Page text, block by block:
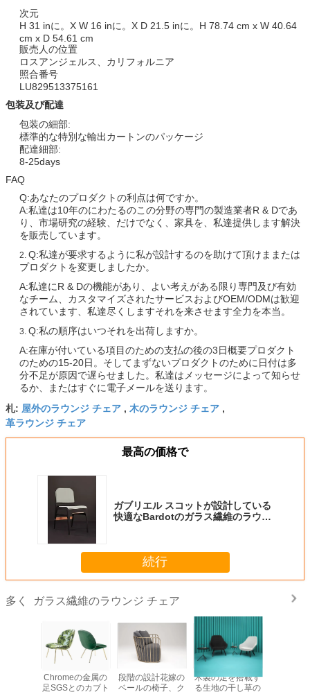
次元
H 31 inに。X W 16 inに。X D 21.5 inに。H 78.74 cm x W 40.64
cm x D 54.61 cm
販売人の位置
ロスアンジェルス、カリフォルニア
照合番号
LU829513375161
包装及び配達
包装の細部:
標準的な特別な輸出カートンのパッケージ
配達細部:
8-25days
FAQ
Q:あなたのプロダクトの利点は何ですか。
A:私達は10年のにわたるのこの分野の専門の製造業者R & Dであ
り、市場研究の経験、だけでなく、家具を、私達提供します解決
を販売しています。
2. Q:私達が要求するように私が設計するのを助けて頂けままたは
プロダクトを変更しましたか。
A:私達にR & Dの機能があり、よい考えがある限り専門及び有効
なチーム、カスタマイズされたサービスおよびOEM/ODMは歓迎
されています、私達尽くしますそれを来させます全力を本当。
3. Q:私の順序はいつそれを出荷しますか。
A:在庫が付いている項目のための支払の後の3日概要プロダクト
のための15-20日。そしてまずないプロダクトのために日付は多
分不足が原因で遅らせました。私達はメッセージによって知らせ
るか、またはすぐに電子メールを送ります。
札: 屋外のラウンジ チェア , 木のラウンジ チェア ,
革ラウンジ チェア
最高の価格で
ガブリエル スコットが設計している
快適なBardotのガラス繊維のラウン
続行
多く ガラス繊維のラウンジ チェア
Chromeの金属の
足SGSとのカブト
段階の設計花嫁の
ベールの椅子、ク
木製の足を搭載す
る生地の干し草の